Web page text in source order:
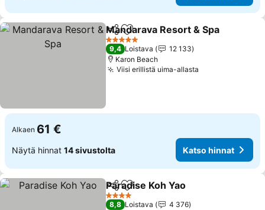
Jaa Lisää suosikkeihin
Mandarava Resort & Spa
5 Tähtiluokitus
9,4 Loistava
12 133
Karon Beach
Viisi erillistä uima-allasta
Alkaen 61 €
Näytä hinnat 14 sivustolta Katso hinnat
Jaa Lisää suosikkeihin
Paradise Koh Yao
4 Tähtiluokitus
8,8 Loistava
4 376